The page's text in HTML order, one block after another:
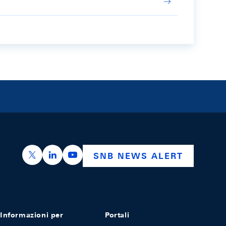
https://x.com/snb_bns
https://ch.linkedin.com/company/swiss-
https://www.youtube.com/
SNB NEWS ALERT
Informazioni per Portali